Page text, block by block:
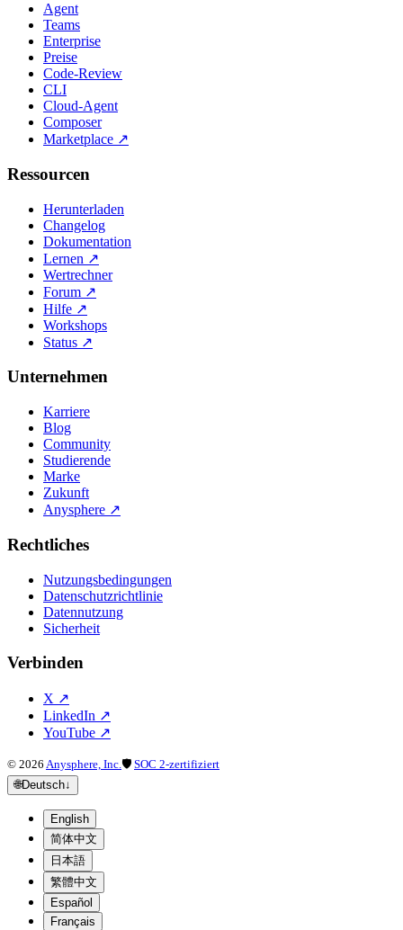
Agent
Teams
Enterprise
Preise
Code-Review
CLI
Cloud-Agent
Composer
Marketplace ↗
Ressourcen
Herunterladen
Changelog
Dokumentation
Lernen ↗
Wertrechner
Forum ↗
Hilfe ↗
Workshops
Status ↗
Unternehmen
Karriere
Blog
Community
Studierende
Marke
Zukunft
Anysphere ↗
Rechtliches
Nutzungsbedingungen
Datenschutzrichtlinie
Datennutzung
Sicherheit
Verbinden
X ↗
LinkedIn ↗
YouTube ↗
© 2026 Anysphere, Inc. 🛡 SOC 2-zertifiziert
🌐Deutsch↓
English
简体中文
日本語
繁體中文
Español
Français